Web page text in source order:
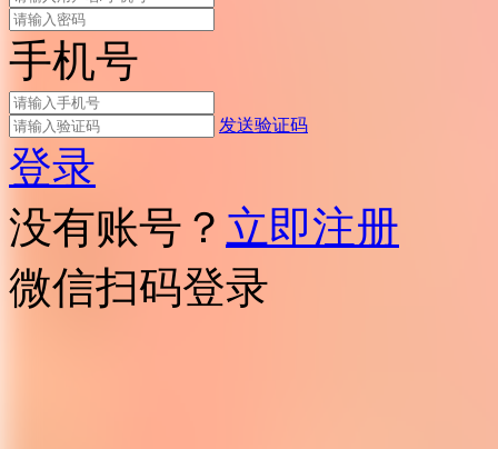
手机号
发送验证码
登录
没有账号？ 立即注册
微信扫码登录